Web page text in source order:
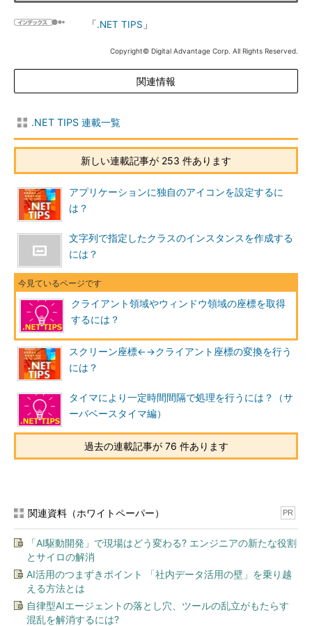
「.NET TIPS 」
Copyright© Digital Advantage Corp. All Rights Reserved.
関連情報
.NET TIPS 連載一覧
新しい連載記事が 253 件あります
アプリケーションに独自のアイコンを設定するに
は？
文字列で指定したクラスのインスタンスを作成する
には？
クライアント領域やウィンドウ領域の座標を取得
するには？
スクリーン座標←→クライアント座標の変換を行う
には？
タイマにより一定時間間隔で処理を行うには？（サ
ーバベースタイマ編）
過去の連載記事が 76 件あります
関連資料（ホワイトペーパー） PR
「AI駆動開発」で現場はどう変わる? エンジニアの新たな役割
とサイロの解消
AI活用のつまずきポイント 「社内データ活用の壁」を乗り越
える方法とは
自律型AIエージェントの落とし穴、ツールの乱立がもたらす
混乱を解消するには?